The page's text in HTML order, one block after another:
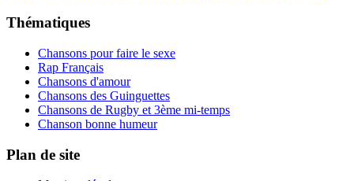
Thématiques
Chansons pour faire le sexe
Rap Français
Chansons d'amour
Chansons des Guinguettes
Chansons de Rugby et 3ème mi-temps
Chanson bonne humeur
Plan de site